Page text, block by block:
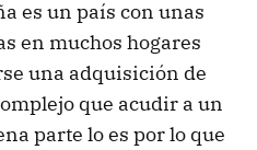
es un país con unas
en muchos hogares
una adquisición de
que acudir a un
parte lo es por lo que